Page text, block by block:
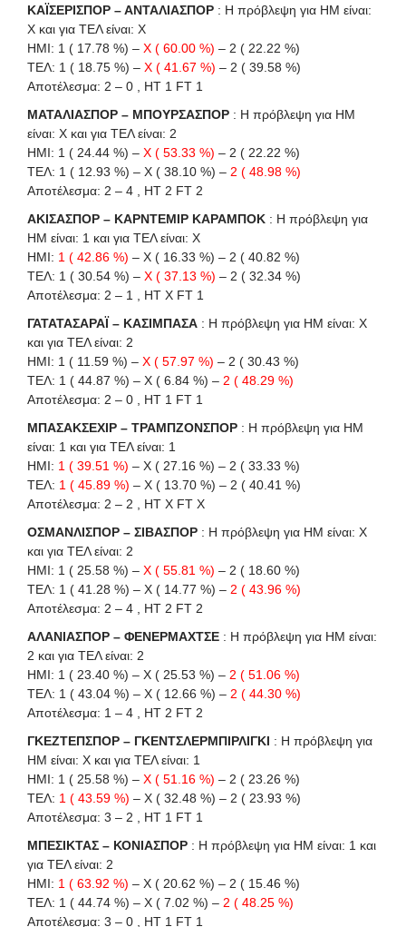
ΚΑΪΣΕΡΙΣΠΟΡ – ΑΝΤΑΛΙΑΣΠΟΡ : Η πρόβλεψη για HΜ είναι:
X και για ΤΕΛ είναι: X
ΗΜΙ: 1 ( 17.78 %) – X ( 60.00 %) – 2 ( 22.22 %)
ΤΕΛ: 1 ( 18.75 %) – X ( 41.67 %) – 2 ( 39.58 %)
Αποτέλεσμα: 2 – 0 , HT 1 FT 1
ΜΑΤΑΛΙΑΣΠΟΡ – ΜΠΟΥΡΣΑΣΠΟΡ : Η πρόβλεψη για HΜ
είναι: X και για ΤΕΛ είναι: 2
ΗΜΙ: 1 ( 24.44 %) – X ( 53.33 %) – 2 ( 22.22 %)
ΤΕΛ: 1 ( 12.93 %) – X ( 38.10 %) – 2 ( 48.98 %)
Αποτέλεσμα: 2 – 4 , HT 2 FT 2
ΑΚΙΣΑΣΠΟΡ – ΚΑΡΝΤΕΜΙΡ ΚΑΡΑΜΠΟΚ : Η πρόβλεψη για
HΜ είναι: 1 και για ΤΕΛ είναι: X
ΗΜΙ: 1 ( 42.86 %) – X ( 16.33 %) – 2 ( 40.82 %)
ΤΕΛ: 1 ( 30.54 %) – X ( 37.13 %) – 2 ( 32.34 %)
Αποτέλεσμα: 2 – 1 , HT X FT 1
ΓΑΤΑΤΑΣΑΡΑΪ – ΚΑΣΙΜΠΑΣΑ : Η πρόβλεψη για HΜ είναι: X
και για ΤΕΛ είναι: 2
ΗΜΙ: 1 ( 11.59 %) – X ( 57.97 %) – 2 ( 30.43 %)
ΤΕΛ: 1 ( 44.87 %) – X ( 6.84 %) – 2 ( 48.29 %)
Αποτέλεσμα: 2 – 0 , HT 1 FT 1
ΜΠΑΣΑΚΣΕΧΙΡ – ΤΡΑΜΠΖΟΝΣΠΟΡ : Η πρόβλεψη για HΜ
είναι: 1 και για ΤΕΛ είναι: 1
ΗΜΙ: 1 ( 39.51 %) – X ( 27.16 %) – 2 ( 33.33 %)
ΤΕΛ: 1 ( 45.89 %) – X ( 13.70 %) – 2 ( 40.41 %)
Αποτέλεσμα: 2 – 2 , HT X FT X
ΟΣΜΑΝΛΙΣΠΟΡ – ΣΙΒΑΣΠΟΡ : Η πρόβλεψη για HΜ είναι: X
και για ΤΕΛ είναι: 2
ΗΜΙ: 1 ( 25.58 %) – X ( 55.81 %) – 2 ( 18.60 %)
ΤΕΛ: 1 ( 41.28 %) – X ( 14.77 %) – 2 ( 43.96 %)
Αποτέλεσμα: 2 – 4 , HT 2 FT 2
ΑΛΑΝΙΑΣΠΟΡ – ΦΕΝΕΡΜΑΧΤΣΕ : Η πρόβλεψη για HΜ είναι:
2 και για ΤΕΛ είναι: 2
ΗΜΙ: 1 ( 23.40 %) – X ( 25.53 %) – 2 ( 51.06 %)
ΤΕΛ: 1 ( 43.04 %) – X ( 12.66 %) – 2 ( 44.30 %)
Αποτέλεσμα: 1 – 4 , HT 2 FT 2
ΓΚΕΖΤΕΠΣΠΟΡ – ΓΚΕΝΤΣΛΕΡΜΠΙΡΛΙΓΚΙ : Η πρόβλεψη για
HΜ είναι: X και για ΤΕΛ είναι: 1
ΗΜΙ: 1 ( 25.58 %) – X ( 51.16 %) – 2 ( 23.26 %)
ΤΕΛ: 1 ( 43.59 %) – X ( 32.48 %) – 2 ( 23.93 %)
Αποτέλεσμα: 3 – 2 , HT 1 FT 1
ΜΠΕΣΙΚΤΑΣ – ΚΟΝΙΑΣΠΟΡ : Η πρόβλεψη για HΜ είναι: 1 και
για ΤΕΛ είναι: 2
ΗΜΙ: 1 ( 63.92 %) – X ( 20.62 %) – 2 ( 15.46 %)
ΤΕΛ: 1 ( 44.74 %) – X ( 7.02 %) – 2 ( 48.25 %)
Αποτέλεσμα: 3 – 0 , HT 1 FT 1